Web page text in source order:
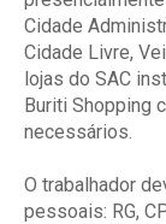
Cidade
Cidade Livre,
lojas do SAC
Buriti Shopping
necessários.
O trabalhador
pessoais: RG,